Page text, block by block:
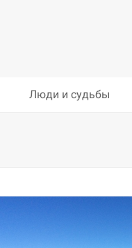
Люди и судьбы